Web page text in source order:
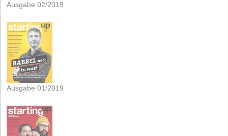
Ausgabe 02/2019
Ausgabe 01/2019